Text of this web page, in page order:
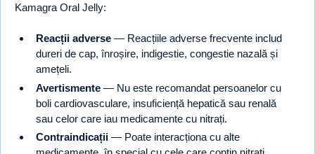
Kamagra Oral Jelly:
Reacții adverse — Reacțiile adverse frecvente includ
dureri de cap, înroșire, indigestie, congestie nazală și
amețeli.
Avertismente — Nu este recomandat persoanelor cu
boli cardiovasculare, insuficiență hepatică sau renală
sau celor care iau medicamente cu nitrați.
Contraindicații — Poate interacționa cu alte